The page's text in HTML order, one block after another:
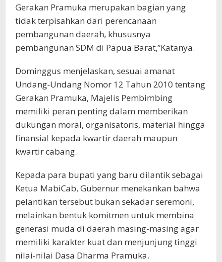
Gerakan Pramuka merupakan bagian yang
tidak terpisahkan dari perencanaan
pembangunan daerah, khususnya
pembangunan SDM di Papua Barat,”Katanya.
Dominggus menjelaskan, sesuai amanat
Undang-Undang Nomor 12 Tahun 2010 tentang
Gerakan Pramuka, Majelis Pembimbing
memiliki peran penting dalam memberikan
dukungan moral, organisatoris, material hingga
finansial kepada kwartir daerah maupun
kwartir cabang.
Kepada para bupati yang baru dilantik sebagai
Ketua MabiCab, Gubernur menekankan bahwa
pelantikan tersebut bukan sekadar seremoni,
melainkan bentuk komitmen untuk membina
generasi muda di daerah masing-masing agar
memiliki karakter kuat dan menjunjung tinggi
nilai-nilai Dasa Dharma Pramuka.